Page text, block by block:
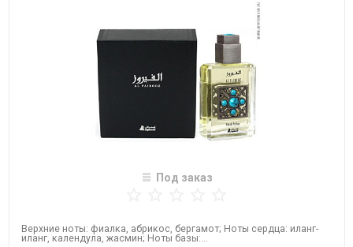
Под заказ
Верхние ноты: фиалка, абрикос, бергамот; Ноты сердца: иланг-
иланг, календула, жасмин; Ноты базы:...